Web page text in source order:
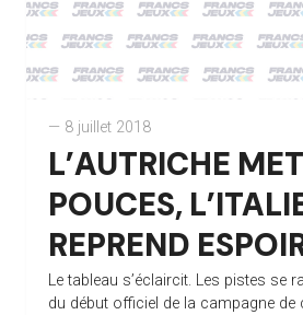
— 8 juillet 2018
L’AUTRICHE
POUCES,
REPREND
Le tableau s’éclaircit. Les pistes se
du début officiel de la campagne de